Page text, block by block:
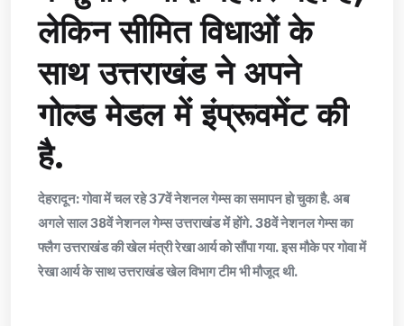
लेकिन सीमित विधाओं के
साथ उत्तराखंड ने अपने
गोल्ड मेडल में इंप्रूवमेंट की
है.
देहरादून: गोवा में चल रहे 37वें नेशनल गेम्स का समापन हो चुका है. अब
अगले साल 38वें नेशनल गेम्स उत्तराखंड में होंगे. 38वें नेशनल गेम्स का
फ्लैग उत्तराखंड की खेल मंत्री रेखा आर्य को सौंपा गया. इस मौके पर गोवा में
रेखा आर्य के साथ उत्तराखंड खेल विभाग टीम भी मौजूद थी.